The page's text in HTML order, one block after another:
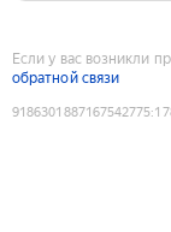
Если у вас возникли
обратной связи
9186301887167542775: